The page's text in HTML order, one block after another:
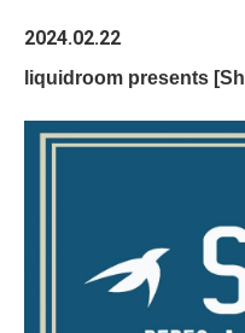
2024.02.22
liquidroom presents